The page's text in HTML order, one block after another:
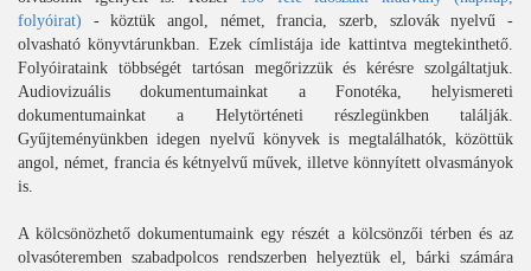
folyóirat) - köztük angol, német, francia, szerb, szlovák nyelvű -
olvasható könyvtárunkban. Ezek címlistája ide kattintva megtekinthető.
Folyóirataink többségét tartósan megőrizzük és kérésre szolgáltatjuk.
Audiovizuális dokumentumainkat a Fonotéka, helyismereti
dokumentumainkat a Helytörténeti részlegünkben találják.
Gyűjteményünkben idegen nyelvű könyvek is megtalálhatók, közöttük
angol, német, francia és kétnyelvű művek, illetve könnyített olvasmányok
is.
A kölcsönözhető dokumentumaink egy részét a kölcsönzői térben és az
olvasóteremben szabadpolcos rendszerben helyeztük el, bárki számára